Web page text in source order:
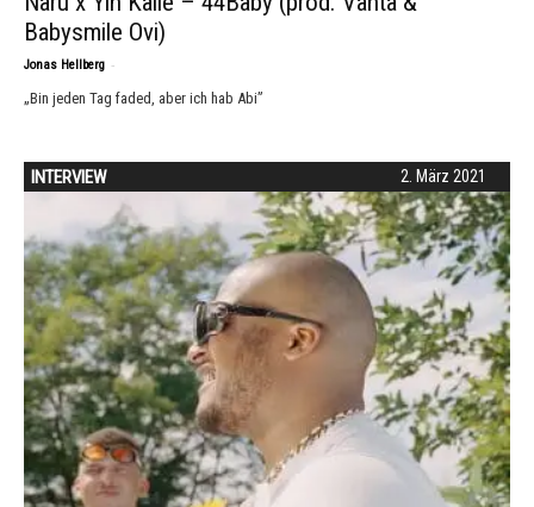
Babysmile Ovi)
Jonas Hellberg -
„Bin jeden Tag faded, aber ich hab Abi”
2. März 2021
INTERVIEW